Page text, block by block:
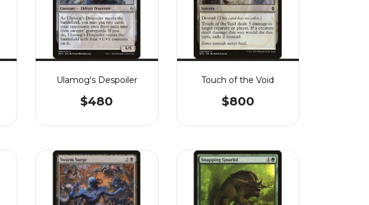
Ulamog's Despoiler
$480
Touch of the Void
$800